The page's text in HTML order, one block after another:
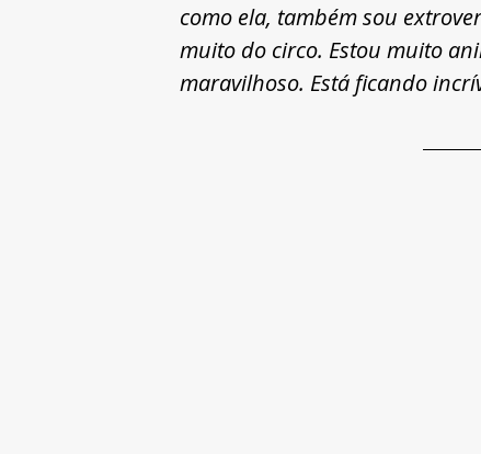
como ela, também sou
muito do circo. Estou muito
maravilhoso. Está ficando